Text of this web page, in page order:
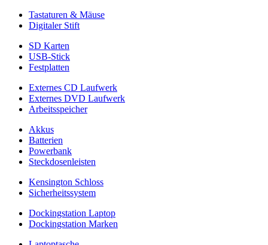
Tastaturen & Mäuse
Digitaler Stift
SD Karten
USB-Stick
Festplatten
Externes CD Laufwerk
Externes DVD Laufwerk
Arbeitsspeicher
Akkus
Batterien
Powerbank
Steckdosenleisten
Kensington Schloss
Sicherheitssystem
Dockingstation Laptop
Dockingstation Marken